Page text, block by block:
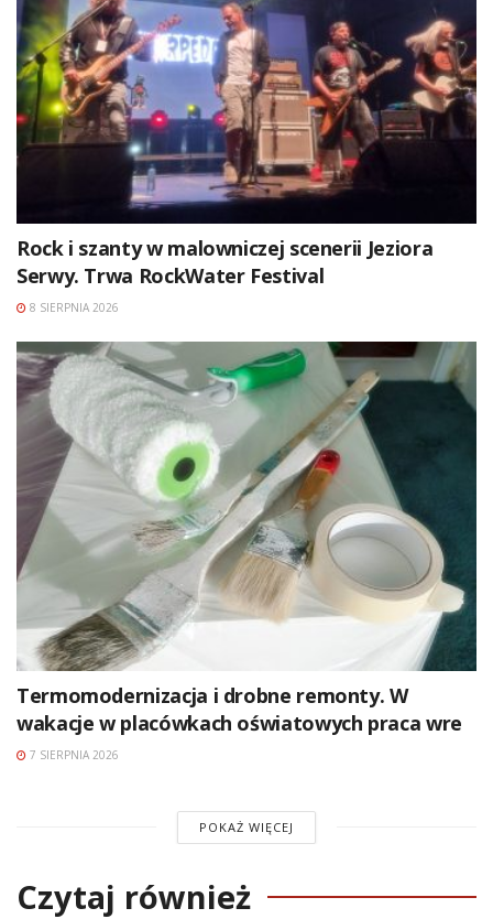
Rock i szanty w malowniczej scenerii Jeziora
Serwy. Trwa RockWater Festival
8 SIERPNIA 2026
Termomodernizacja i drobne remonty. W
wakacje w placówkach oświatowych praca wre
7 SIERPNIA 2026
POKAŻ WIĘCEJ
Czytaj również